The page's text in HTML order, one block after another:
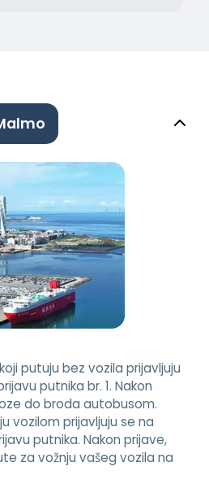
putuju bez vozila prijavljuju
putnika br. 1. Nakon
do broda autobusom.
vozilom prijavljuju se na
putnika. Nakon prijave,
za vožnju vašeg vozila na